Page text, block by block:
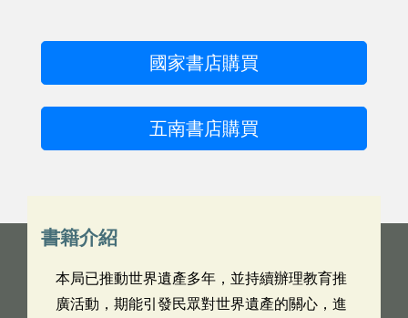
國家書店購買
五南書店購買
書籍介紹
本局已推動世界遺產多年，並持續辦理教育推
廣活動，期能引發民眾對世界遺產的關心，進